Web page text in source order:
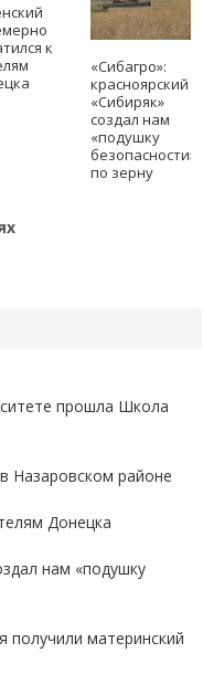
к
«Сибагро»:
красноярский
«Сибиряк»
создал нам
«подушку
безопасности»
по зерну
прошла Школа
Назаровском районе
Донецка
нам «подушку
получили материнский